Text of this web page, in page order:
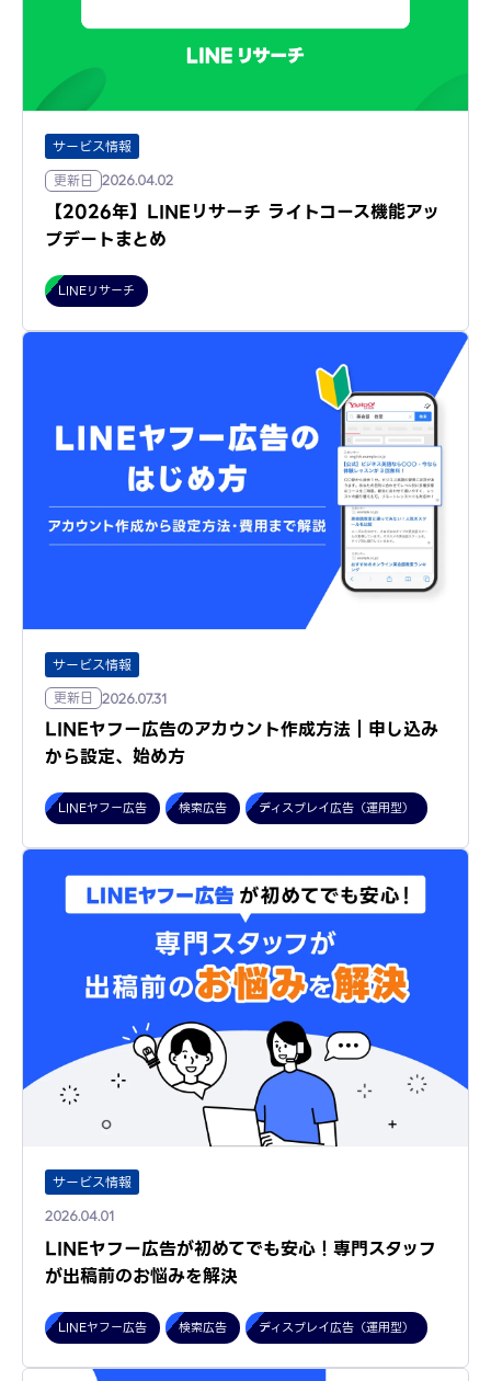
サービス情報
更新日
2026.04.02
【2026年】LINEリサーチ ライトコース機能アッ
プデートまとめ
LINEリサーチ
サービス情報
更新日
2026.07.31
LINEヤフー広告のアカウント作成方法｜申し込み
から設定、始め方
LINEヤフー広告 検索広告 ディスプレイ広告（運用型）
サービス情報
2026.04.01
LINEヤフー広告が初めてでも安心！専門スタッフ
が出稿前のお悩みを解決
LINEヤフー広告 検索広告 ディスプレイ広告（運用型）